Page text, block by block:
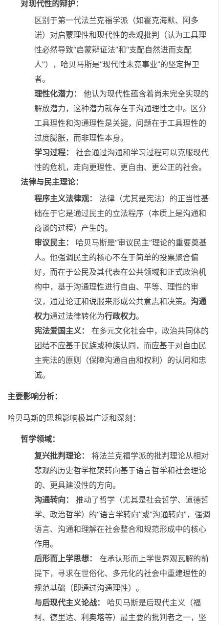
对现代性的辩护：
区别于第一代法兰克福学派（如霍克海默、阿多
诺）对启蒙理性和现代性的悲观批判（认为工具理
性必然导致“启蒙辩证法”和“支配自然进而支配
人”），哈贝马斯是“现代性未竟事业”的坚定捍卫
者。
理性化潜力：
他认为现代性蕴含着尚未完全实现的
解放潜力，这种潜力就存在于沟通理性之中。区分
工具理性和沟通理性是关键，问题在于工具理性的
过度膨胀，而非理性本身。
学习过程：
社会通过沟通和学习过程可以克服现代
性的危机，走向更理性、更自由、更公正的社会。
法律与民主理论：
程序主义法律观：
法律（尤其是宪法）的正当性基
础在于它是通过民主的立法程序（本质上是沟通和
商谈的过程）产生的。
审议民主：
哈贝马斯是“审议民主”理论的重要奠基
人。他强调民主的核心不在于简单的投票聚合偏
好，而在于公民及其代表在公共领域和正式政治机
构中，基于沟通理性进行自由、平等、理性的审
议，通过论证和说服来形成公共意志和决策。 沟通
权力通过法律转化为行政权力。
宪法爱国主义：
在多元文化社会中，政治共同体的
团结不应基于民族或种族认同，而应基于对自由民
主宪法的原则（保障沟通自由和权利）的认同和忠
诚。
主要影响分析：
哈贝马斯的思想影响极其广泛和深刻：
哲学领域：
复兴批判理论：
将法兰克福学派的批判理论从相对
悲观的历史哲学框架转向基于语言哲学和社会理论
的、更具建设性的方向。
沟通转向：
推动了哲学（尤其是社会哲学、道德哲
学、政治哲学）的“语言学转向”或“沟通转向”，强调
语言、沟通和理解在社会整合和规范形成中的核心
作用。
后形而上学思想：
在承认形而上学世界观瓦解的前
提下，寻求在世俗化、多元化的社会中重建理性的
规范基础（即通过沟通理性）。
与后现代主义论战：
哈贝马斯是后现代主义（福
柯、德里达、利奥塔等）最主要的批判者之一，坚